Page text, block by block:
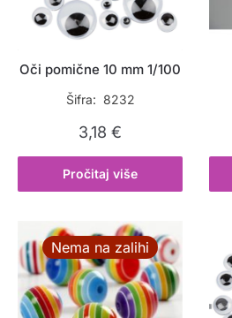
Oči pomične 10 mm 1/100
Šifra: 8232
3,18€
Pročitaj više
Nema na zalihi